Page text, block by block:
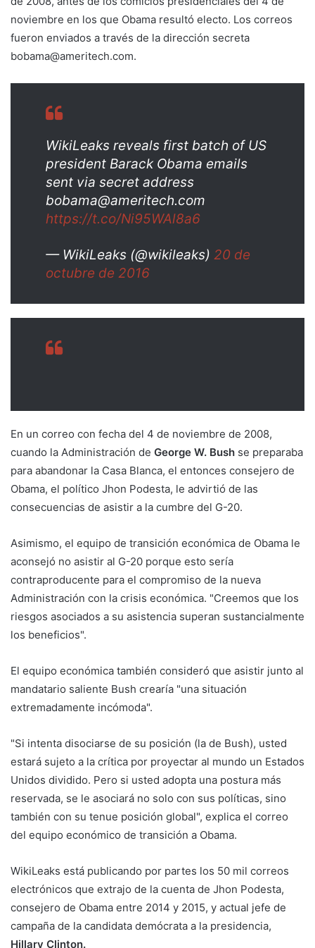
noviembre en los que Obama resultó electo. Los correos
fueron enviados a través de la dirección secreta
bobama@ameritech.com.
WikiLeaks reveals first batch of US
president Barack Obama emails
sent via secret address
bobama@ameritech.com
https://t.co/Ni95WAl8a6
— WikiLeaks (@wikileaks) 20 de
octubre de 2016
En un correo con fecha del 4 de noviembre de 2008,
cuando la Administración de George W. Bush se preparaba
para abandonar la Casa Blanca, el entonces consejero de
Obama, el político Jhon Podesta, le advirtió de las
consecuencias de asistir a la cumbre del G-20.
Asimismo, el equipo de transición económica de Obama le
aconsejó no asistir al G-20 porque esto sería
contraproducente para el compromiso de la nueva
Administración con la crisis económica. "Creemos que los
riesgos asociados a su asistencia superan sustancialmente
los beneficios".
El equipo económica también consideró que asistir junto al
mandatario saliente Bush crearía "una situación
extremadamente incómoda".
"Si intenta disociarse de su posición (la de Bush), usted
estará sujeto a la crítica por proyectar al mundo un Estados
Unidos dividido. Pero si usted adopta una postura más
reservada, se le asociará no solo con sus políticas, sino
también con su tenue posición global", explica el correo
del equipo económico de transición a Obama.
WikiLeaks está publicando por partes los 50 mil correos
electrónicos que extrajo de la cuenta de Jhon Podesta,
consejero de Obama entre 2014 y 2015, y actual jefe de
campaña de la candidata demócrata a la presidencia,
Hillary Clinton.